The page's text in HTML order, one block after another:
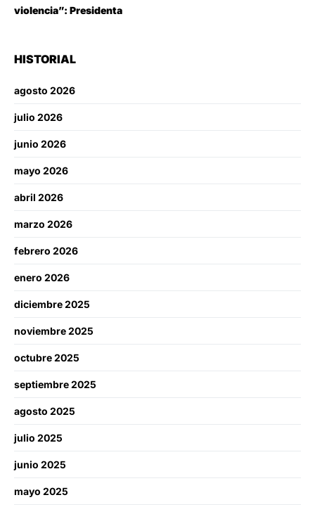
violencia”: Presidenta
HISTORIAL
agosto 2026
julio 2026
junio 2026
mayo 2026
abril 2026
marzo 2026
febrero 2026
enero 2026
diciembre 2025
noviembre 2025
octubre 2025
septiembre 2025
agosto 2025
julio 2025
junio 2025
mayo 2025